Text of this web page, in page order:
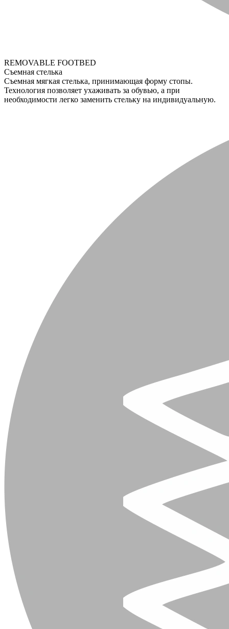
REMOVABLE FOOTBED
Съемная стелька
Съемная мягкая стелька, принимающая форму стопы.
Технология позволяет ухаживать за обувью, а при
необходимости легко заменить стельку на индивидуальную.